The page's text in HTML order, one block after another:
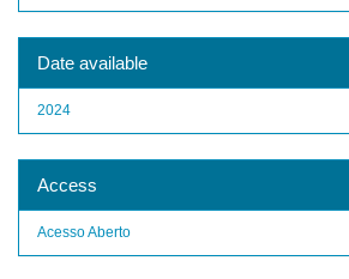
Date available
2024
Access
Acesso Aberto